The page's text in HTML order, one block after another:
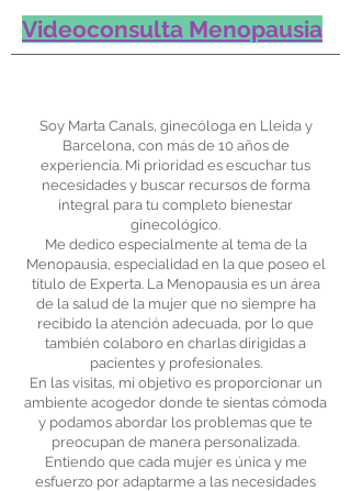
Videoconsulta Menopausia
Soy Marta Canals, ginecóloga en Lleida y
Barcelona, con más de 10 años de
experiencia. Mi prioridad es escuchar tus
necesidades y buscar recursos de forma
integral para tu completo bienestar
ginecológico.
Me dedico especialmente al tema de la
Menopausia, especialidad en la que poseo el
título de Experta. La Menopausia es un área
de la salud de la mujer que no siempre ha
recibido la atención adecuada, por lo que
también colaboro en charlas dirigidas a
pacientes y profesionales.
En las visitas, mi objetivo es proporcionar un
ambiente acogedor donde te sientas cómoda
y podamos abordar los problemas que te
preocupan de manera personalizada.
Entiendo que cada mujer es única y me
esfuerzo por adaptarme a las necesidades